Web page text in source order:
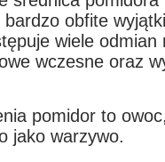
obfite
wiele odmian
wczesne oraz
pomidor to
jako warzywo.